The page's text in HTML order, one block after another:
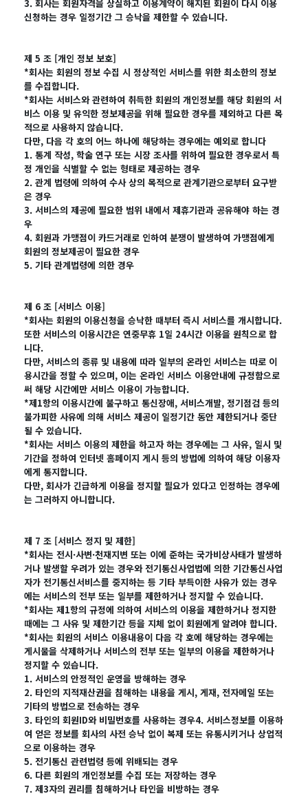
3. 회사는 회원자격을 상실하고 이용계약이 해지된 회원이 다시 이용
신청하는 경우 일정기간 그 승낙을 제한할 수 있습니다.
제 5 조 [개인 정보 보호]
*회사는 회원의 정보 수집 시 정상적인 서비스를 위한 최소한의 정보
를 수집합니다.
*회사는 서비스와 관련하여 취득한 회원의 개인정보를 해당 회원의 서
비스 이용 및 유익한 정보제공을 위해 필요한 경우를 제외하고 다른 목
적으로 사용하지 않습니다.
다만, 다음 각 호의 어느 하나에 해당하는 경우에는 예외로 합니다
1. 통계 작성, 학술 연구 또는 시장 조사를 위하여 필요한 경우로서 특
정 개인을 식별할 수 없는 형태로 제공하는 경우
2. 관계 법령에 의하여 수사 상의 목적으로 관계기관으로부터 요구받
은 경우
3. 서비스의 제공에 필요한 범위 내에서 제휴기관과 공유해야 하는 경
우
4. 회원과 가맹점이 카드거래로 인하여 분쟁이 발생하여 가맹점에게
회원의 정보제공이 필요한 경우
5. 기타 관계법령에 의한 경우
제 6 조 [서비스 이용]
*회사는 회원의 이용신청을 승낙한 때부터 즉시 서비스를 개시합니다.
또한 서비스의 이용시간은 연중무휴 1일 24시간 이용을 원칙으로 합
니다.
다만, 서비스의 종류 및 내용에 따라 일부의 온라인 서비스는 따로 이
용시간을 정할 수 있으며, 이는 온라인 서비스 이용안내에 규정함으로
써 해당 시간에만 서비스 이용이 가능합니다.
*제1항의 이용시간에 불구하고 통신장애, 서비스개발, 정기점검 등의
불가피한 사유에 의해 서비스 제공이 일정기간 동안 제한되거나 중단
될 수 있습니다.
*회사는 서비스 이용의 제한을 하고자 하는 경우에는 그 사유, 일시 및
기간을 정하여 인터넷 홈페이지 게시 등의 방법에 의하여 해당 이용자
에게 통지합니다.
다만, 회사가 긴급하게 이용을 정지할 필요가 있다고 인정하는 경우에
는 그러하지 아니합니다.
제 7 조 [서비스 정지 및 제한]
*회사는 전시·사변·천재지변 또는 이에 준하는 국가비상사태가 발생하
거나 발생할 우려가 있는 경우와 전기통신사업법에 의한 기간통신사업
자가 전기통신서비스를 중지하는 등 기타 부득이한 사유가 있는 경우
에는 서비스의 전부 또는 일부를 제한하거나 정지할 수 있습니다.
*회사는 제1항의 규정에 의하여 서비스의 이용을 제한하거나 정지한
때에는 그 사유 및 제한기간 등을 지체 없이 회원에게 알려야 합니다.
*회사는 회원의 서비스 이용내용이 다음 각 호에 해당하는 경우에는
게시물을 삭제하거나 서비스의 전부 또는 일부의 이용을 제한하거나
정지할 수 있습니다.
1. 서비스의 안정적인 운영을 방해하는 경우
2. 타인의 지적재산권을 침해하는 내용을 게시, 게재, 전자메일 또는
기타의 방법으로 전송하는 경우
3. 타인의 회원ID와 비밀번호를 사용하는 경우4. 서비스정보를 이용하
여 얻은 정보를 회사의 사전 승낙 없이 복제 또는 유통시키거나 상업적
으로 이용하는 경우
5. 전기통신 관련법령 등에 위배되는 경우
6. 다른 회원의 개인정보를 수집 또는 저장하는 경우
7. 제3자의 권리를 침해하거나 타인을 비방하는 경우